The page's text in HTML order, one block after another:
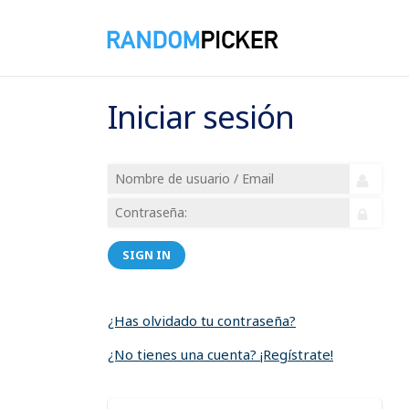
Iniciar sesión
SIGN IN
¿Has olvidado tu contraseña?
¿No tienes una cuenta? ¡Regístrate!